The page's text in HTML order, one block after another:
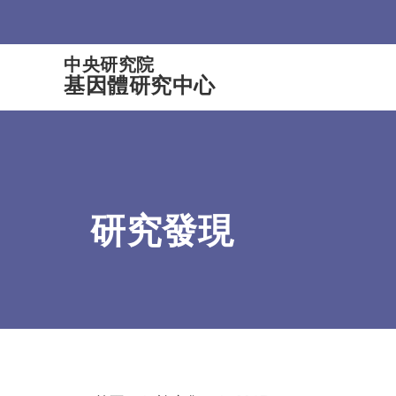
中央研究院
基因體研究中心
研究發現